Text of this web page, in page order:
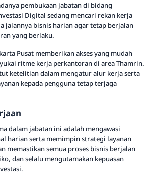
pembukaan jabatan di bidang
Digital sedang mencari rekan kerja
jalannya bisnis harian agar tetap berjalan
yang berlaku.
Pusat memberikan akses yang mudah
ritme kerja perkantoran di area Thamrin.
ketelitian dalam mengatur alur kerja serta
kepada pengguna tetap terjaga
dalam jabatan ini adalah mengawasi
harian serta memimpin strategi layanan
memastikan semua proses bisnis berjalan
dan selalu mengutamakan kepuasan